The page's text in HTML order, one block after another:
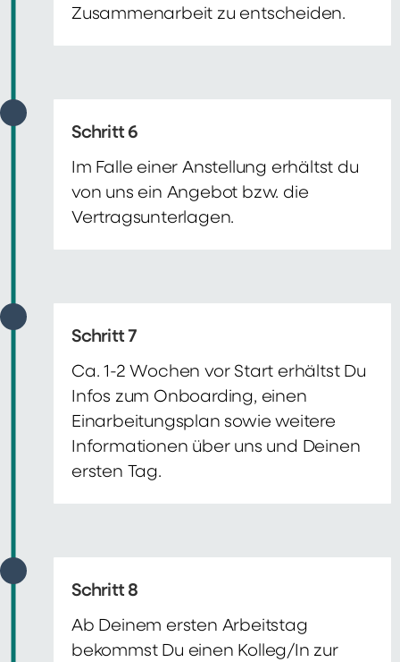
Zusammenarbeit zu entscheiden.
Schritt 6
Im Falle einer Anstellung erhältst du
von uns ein Angebot bzw. die
Vertragsunterlagen.
Schritt 7
Ca. 1-2 Wochen vor Start erhältst Du
Infos zum Onboarding, einen
Einarbeitungsplan sowie weitere
Informationen über uns und Deinen
ersten Tag.
Schritt 8
Ab Deinem ersten Arbeitstag
bekommst Du einen Kolleg/In zur